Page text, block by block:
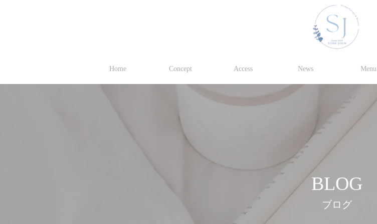
Home Concept Access News Menu
BLOG
ブログ